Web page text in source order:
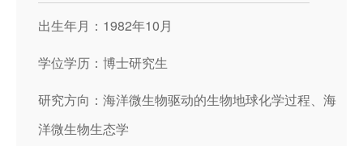
出生年月：1982年10月
学位学历：博士研究生
研究方向：海洋微生物驱动的生物地球化学过程、海
洋微生物生态学